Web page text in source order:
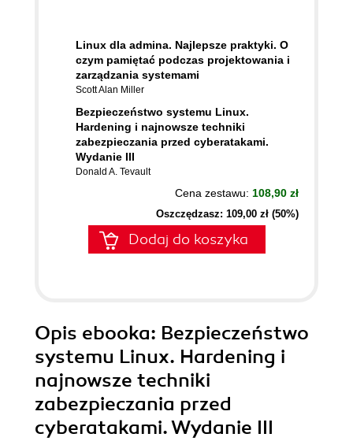
Linux dla admina. Najlepsze praktyki. O
czym pamiętać podczas projektowania i
zarządzania systemami
Scott Alan Miller
Bezpieczeństwo systemu Linux.
Hardening i najnowsze techniki
zabezpieczania przed cyberatakami.
Wydanie III
Donald A. Tevault
Cena zestawu: 108,90 zł
Oszczędzasz: 109,00 zł (50%)
Dodaj do koszyka
Opis ebooka: Bezpieczeństwo
systemu Linux. Hardening i
najnowsze techniki
zabezpieczania przed
cyberatakami. Wydanie III